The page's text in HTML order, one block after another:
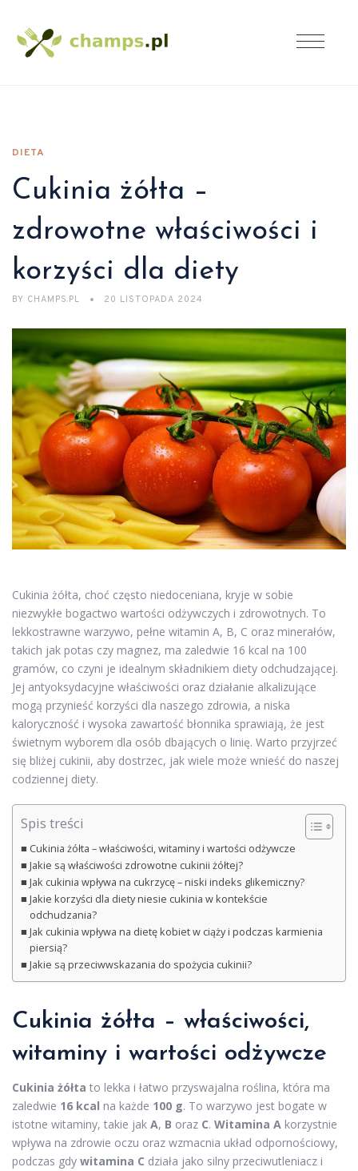
DIETA
Cukinia żółta –
zdrowotne właściwości i
korzyści dla diety
BY CHAMPS.PL 20 LISTOPADA 2024
Cukinia żółta, choć często niedoceniana, kryje w sobie
niezwykłe bogactwo wartości odżywczych i zdrowotnych. To
lekkostrawne warzywo, pełne witamin A, B, C oraz minerałów,
takich jak potas czy magnez, ma zaledwie 16 kcal na 100
gramów, co czyni je idealnym składnikiem diety odchudzającej.
Jej antyoksydacyjne właściwości oraz działanie alkalizujące
mogą przynieść korzyści dla naszego zdrowia, a niska
kaloryczność i wysoka zawartość błonnika sprawiają, że jest
świetnym wyborem dla osób dbających o linię. Warto przyjrzeć
się bliżej cukinii, aby dostrzec, jak wiele może wnieść do naszej
codziennej diety.
Spis treści
Cukinia żółta – właściwości, witaminy i wartości odżywcze
Jakie są właściwości zdrowotne cukinii żółtej?
Jak cukinia wpływa na cukrzycę – niski indeks glikemiczny?
Jakie korzyści dla diety niesie cukinia w kontekście
odchudzania?
Jak cukinia wpływa na dietę kobiet w ciąży i podczas karmienia
piersią?
Jakie są przeciwwskazania do spożycia cukinii?
Cukinia żółta – właściwości,
witaminy i wartości odżywcze
Cukinia żółta to lekka i łatwo przyswajalna roślina, która ma
zaledwie 16 kcal na każde 100 g. To warzywo jest bogate w
istotne witaminy, takie jak A, B oraz C. Witamina A korzystnie
wpływa na zdrowie oczu oraz wzmacnia układ odpornościowy,
podczas gdy witamina C działa jako silny przeciwutleniacz i